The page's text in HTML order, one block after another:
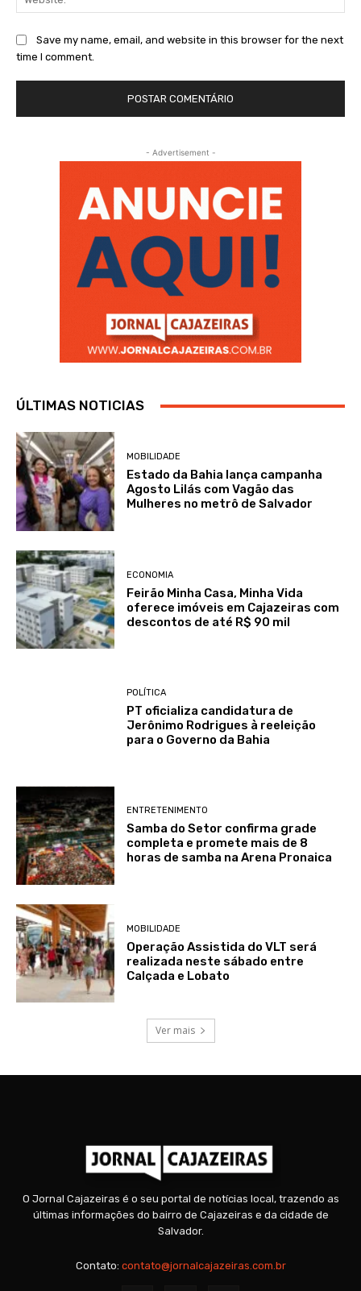
Save my name, email, and website in this browser for the next
time I comment.
- Advertisement -
ÚLTIMAS NOTICIAS
MOBILIDADE
Estado da Bahia lança campanha
Agosto Lilás com Vagão das
Mulheres no metrô de Salvador
ECONOMIA
Feirão Minha Casa, Minha Vida
oferece imóveis em Cajazeiras com
descontos de até R$ 90 mil
POLÍTICA
PT oficializa candidatura de
Jerônimo Rodrigues à reeleição
para o Governo da Bahia
ENTRETENIMENTO
Samba do Setor confirma grade
completa e promete mais de 8
horas de samba na Arena Pronaica
MOBILIDADE
Operação Assistida do VLT será
realizada neste sábado entre
Calçada e Lobato
Ver mais
O Jornal Cajazeiras é o seu portal de notícias local, trazendo as
últimas informações do bairro de Cajazeiras e da cidade de
Salvador.
Contato: contato@jornalcajazeiras.com.br